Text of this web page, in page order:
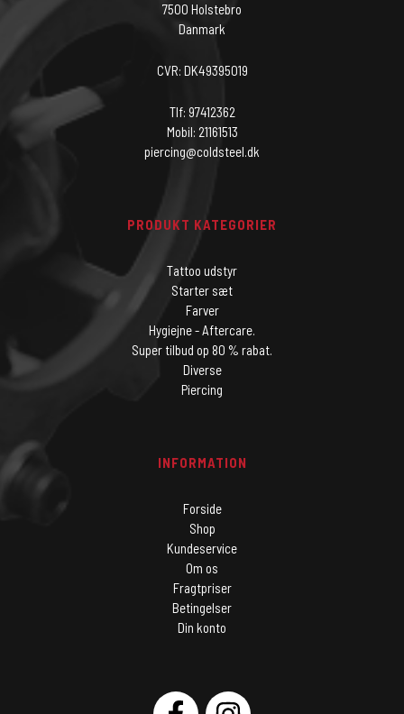
7500 Holstebro
Danmark
CVR: DK49395019
Tlf: 97412362
Mobil: 21161513
piercing@coldsteel.dk
PRODUKT KATEGORIER
Tattoo udstyr
Starter sæt
Farver
Hygiejne - Aftercare.
Super tilbud op 80 % rabat.
Diverse
Piercing
INFORMATION
Forside
Shop
Kundeservice
Om os
Fragtpriser
Betingelser
Din konto